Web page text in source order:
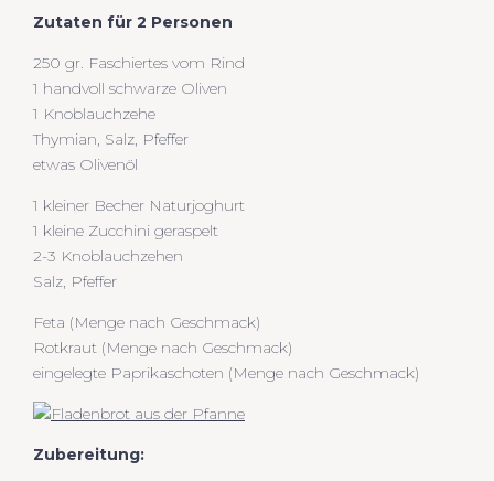
Zutaten für 2 Personen
250 gr. Faschiertes vom Rind
1 handvoll schwarze Oliven
1 Knoblauchzehe
Thymian, Salz, Pfeffer
etwas Olivenöl
1 kleiner Becher Naturjoghurt
1 kleine Zucchini geraspelt
2-3 Knoblauchzehen
Salz, Pfeffer
Feta (Menge nach Geschmack)
Rotkraut (Menge nach Geschmack)
eingelegte Paprikaschoten (Menge nach Geschmack)
Zubereitung: